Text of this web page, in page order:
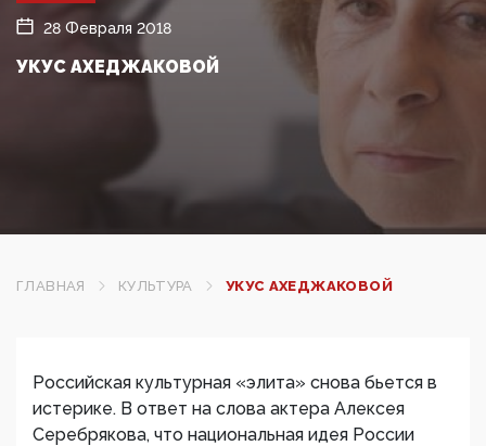
28 Февраля 2018
УКУС АХЕДЖАКОВОЙ
ГЛАВНАЯ КУЛЬТУРА УКУС АХЕДЖАКОВОЙ
Российская культурная «элита» снова бьется в
истерике. В ответ на слова актера Алексея
Серебрякова, что национальная идея России